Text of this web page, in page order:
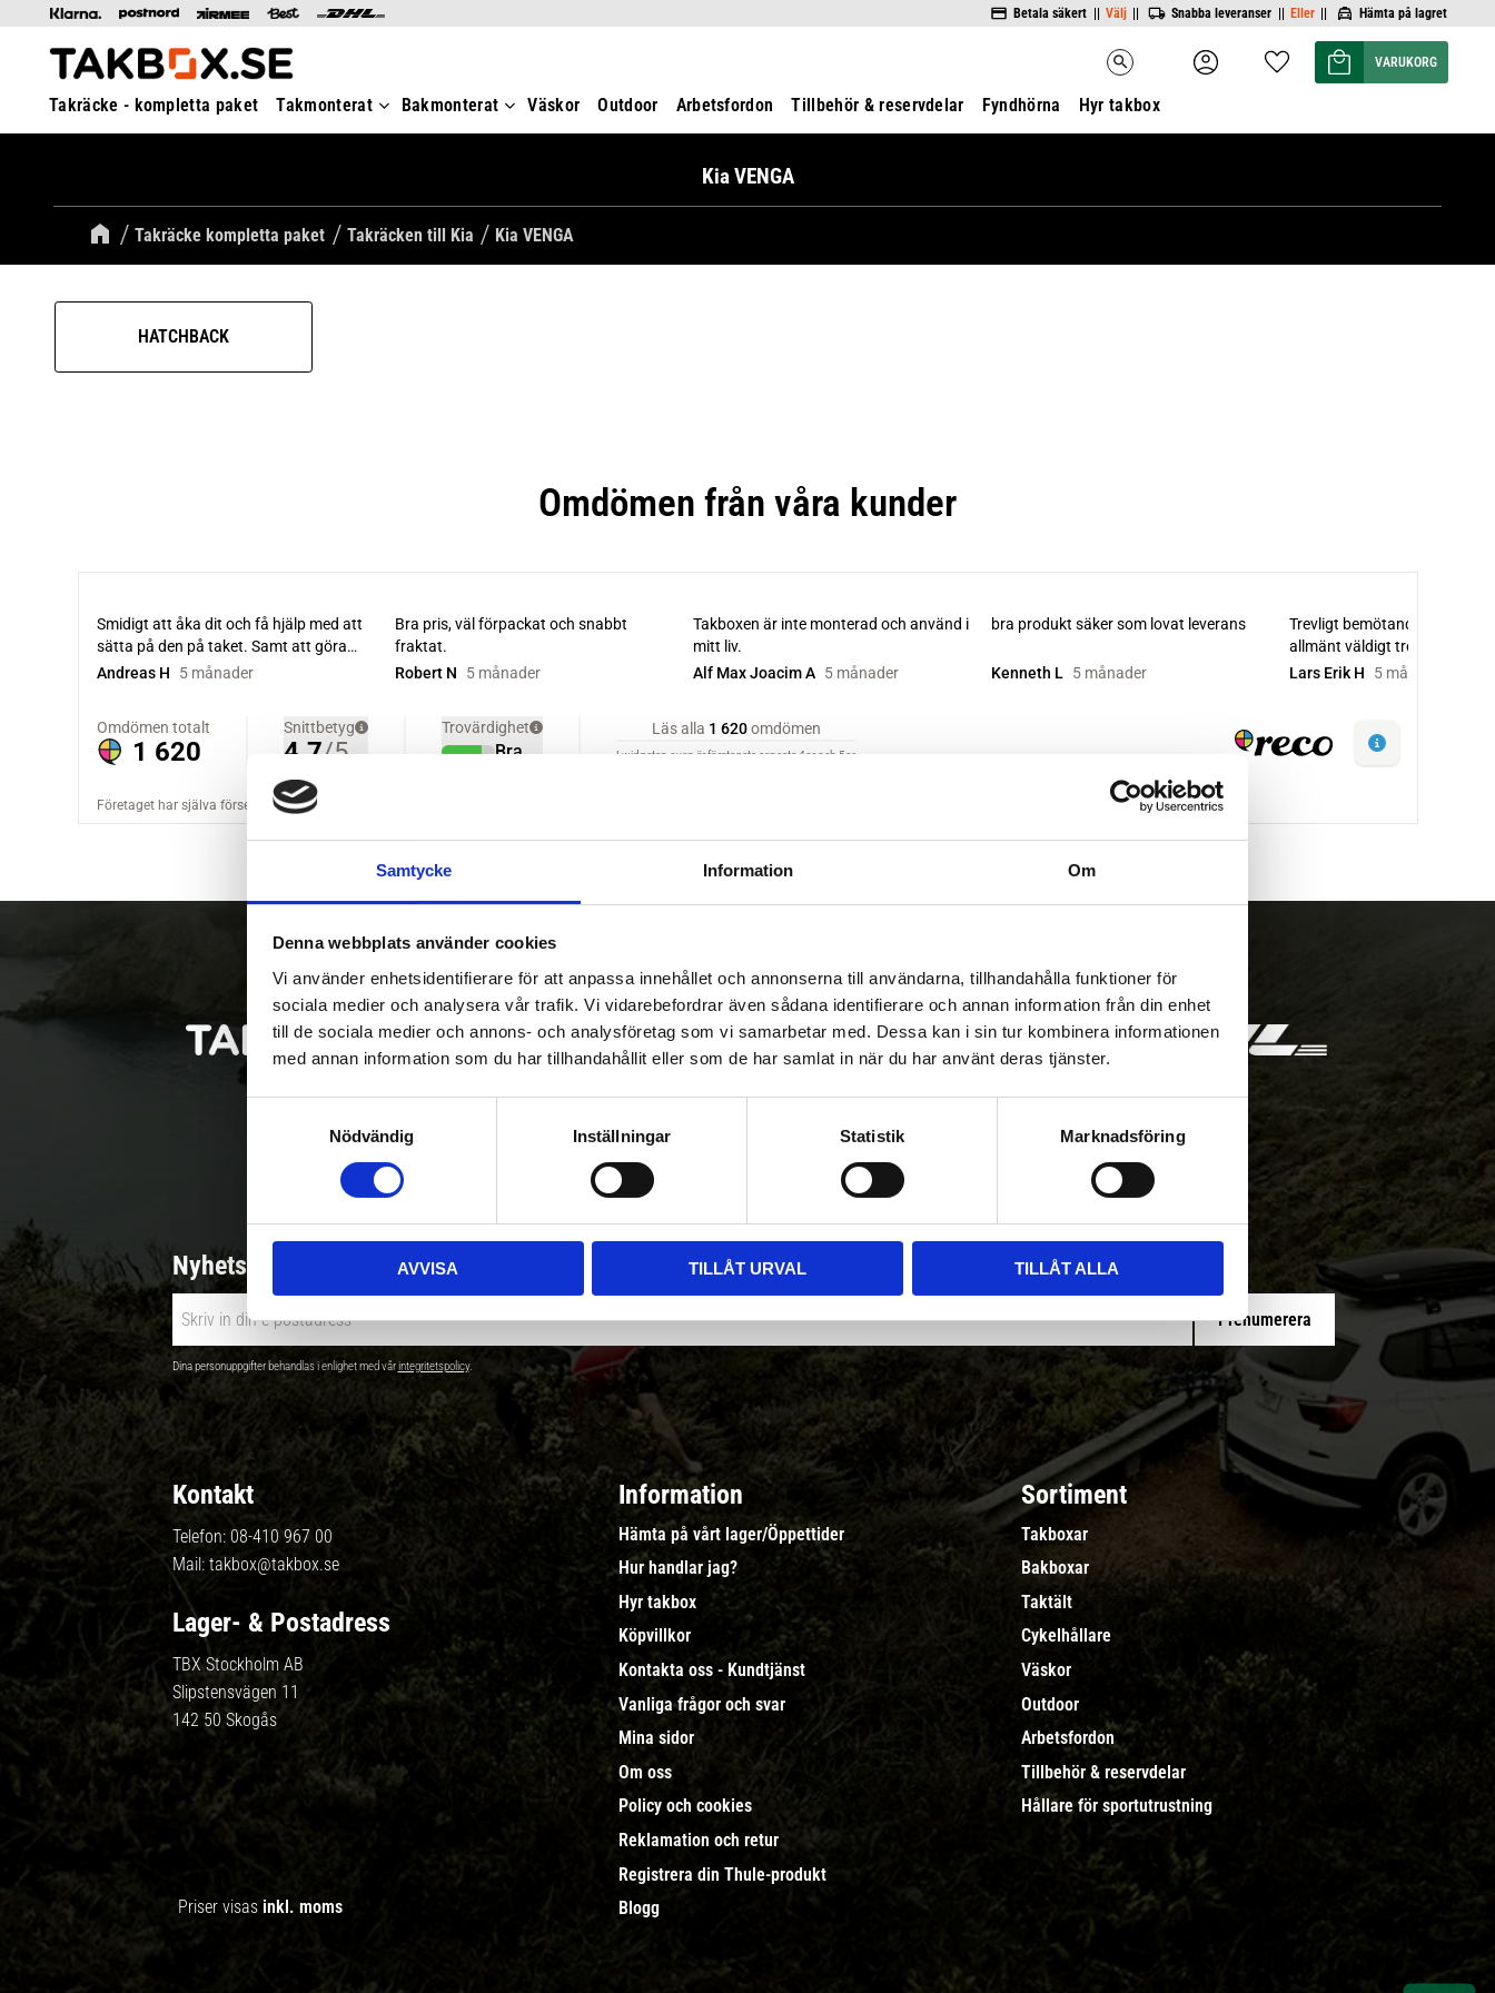
Samtycke Information Om
Denna webbplats använder cookies
Vi använder enhetsidentifierare för att anpassa innehållet och annonserna till användarna, tillhandahålla funktioner för
sociala medier och analysera vår trafik. Vi vidarebefordrar även sådana identifierare och annan information från din enhet
till de sociala medier och annons- och analysföretag som vi samarbetar med. Dessa kan i sin tur kombinera informationen
med annan information som du har tillhandahållit eller som de har samlat in när du har använt deras tjänster.
e
s
v
a
Nödvändig Inställningar Statistik Marknadsföring
AVVISA TILLÅT URVAL TILLÅT ALLA
Betala säkert || Välj || Snabba leveranser || Eller || Hämta på lagret
search Favoriter
Kundvagn
Takräcke - kompletta paket Takmonterat Bakmonterat Väskor Outdoor Arbetsfordon Tillbehör & reservdelar Fyndhörna Hyr takbox
Kia VENGA
Takräcke kompletta paket Takräcken till Kia Kia VENGA
HATCHBACK
Betala säkert || Snabba leveranser || Hämta på lagret med/utan montering
Nyhetsbrev - Ta del av nyheter & erbjudanden
Prenumerera
Dina personuppgifter behandlas i enlighet med vårintegritetspolicy.
Kontakt
Telefon: 08-410 967 00
Mail: takbox@takbox.se
Lager- & Postadress
TBX Stockholm AB
Slipstensvägen 11
142 50 Skogås
Information
Hämta på vårt lager/Öppettider
Hur handlar jag?
Hyr takbox
Köpvillkor
Kontakta oss - Kundtjänst
Vanliga frågor och svar
Mina sidor
Om oss
Policy och cookies
Reklamation och retur
Registrera din Thule-produkt
Blogg
Sortiment
Takboxar
Bakboxar
Taktält
Cykelhållare
Väskor
Outdoor
Arbetsfordon
Tillbehör & reservdelar
Hållare för sportutrustning
Priser visas inkl. moms